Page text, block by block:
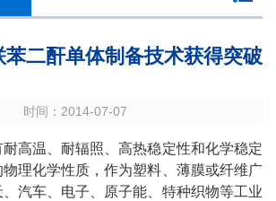
二酐单体制备技术获得突破
时间：2014-07-07
高温、耐辐照、高热稳定性和化学稳定
理化学性质，作为塑料、薄膜或纤维广
汽车、电子、原子能、特种织物等工业